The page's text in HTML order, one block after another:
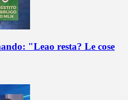
"Leao resta? Le cose